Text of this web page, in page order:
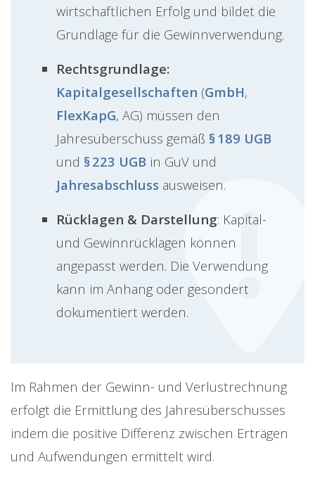
wirtschaftlichen Erfolg und bildet die
Grundlage für die Gewinnverwendung.
Rechtsgrundlage:
Kapitalgesellschaften (GmbH,
FlexKapG, AG) müssen den
Jahresüberschuss gemäß § 189 UGB
und § 223 UGB in GuV und
Jahresabschluss ausweisen.
Rücklagen & Darstellung: Kapital-
und Gewinnrücklagen können
angepasst werden. Die Verwendung
kann im Anhang oder gesondert
dokumentiert werden.
Im Rahmen der Gewinn- und Verlustrechnung
erfolgt die Ermittlung des Jahresüberschusses
indem die positive Differenz zwischen Erträgen
und Aufwendungen ermittelt wird.